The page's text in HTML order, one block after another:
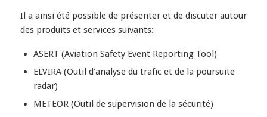
Il a ainsi été possible de présenter et de discuter autour
des produits et services suivants:
ASERT (Aviation Safety Event Reporting Tool)
ELVIRA (Outil d’analyse du trafic et de la poursuite
radar)
METEOR (Outil de supervision de la sécurité)